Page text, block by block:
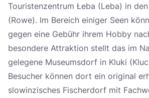
Touristenzentrum Łeba (Leba) in
(Rowe). Im Bereich einiger Seen
gegen eine Gebühr ihrem Hobby
besondere Attraktion stellt das im
gelegene Museumsdorf in Kluki
Besucher können dort ein original
slowinzisches Fischerdorf mit